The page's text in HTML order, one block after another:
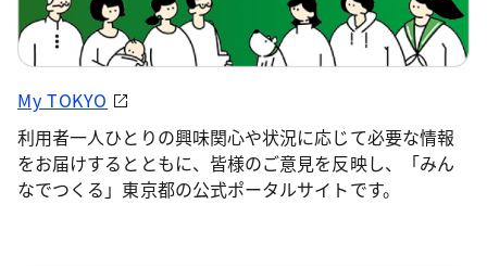
My TOKYO
利用者一人ひとりの興味関心や状況に応じて必要な情報
をお届けするとともに、皆様のご意見を反映し、「みん
なでつくる」東京都の公式ポータルサイトです。